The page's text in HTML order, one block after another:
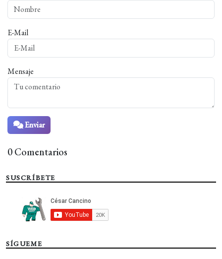
E-Mail
Mensaje
Enviar
0 Comentarios
SUSCRÍBETE
SÍGUEME